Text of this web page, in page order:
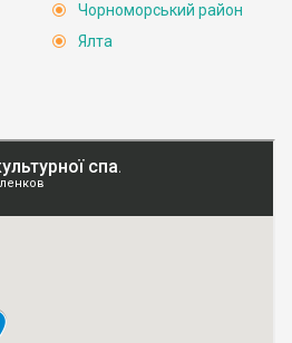
Чорноморський район
Ялта